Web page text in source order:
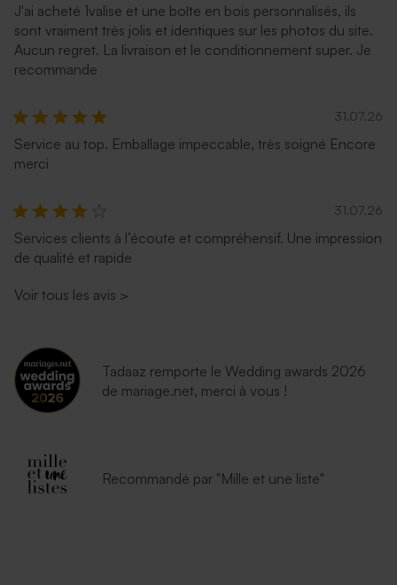
J'ai acheté 1valise et une boîte en bois personnalisés, ils
sont vraiment très jolis et identiques sur les photos du site.
Aucun regret. La livraison et le conditionnement super. Je
recommande
31.07.26
Service au top. Emballage impeccable, très soigné Encore
merci
31.07.26
Services clients à l’écoute et compréhensif. Une impression
de qualité et rapide
Voir tous les avis >
Tadaaz remporte le Wedding awards 2026
de mariage.net, merci à vous !
Recommandé par "Mille et une liste"